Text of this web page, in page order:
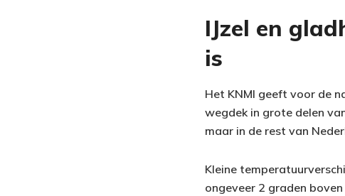
IJzel en
is
Het KNMI geeft voor de
wegdek in grote delen
maar in de rest van
Kleine
ongeveer 2 graden